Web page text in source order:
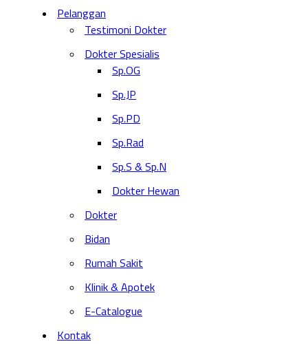
Pelanggan
Testimoni Dokter
Dokter Spesialis
Sp.OG
Sp.JP
Sp.PD
Sp.Rad
Sp.S & Sp.N
Dokter Hewan
Dokter
Bidan
Rumah Sakit
Klinik & Apotek
E-Catalogue
Kontak